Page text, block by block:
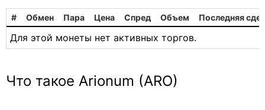
# Обмен Пара Цена Спред Объем Последняя
Для этой монеты нет активных торгов.
Что такое Arionum (ARO)